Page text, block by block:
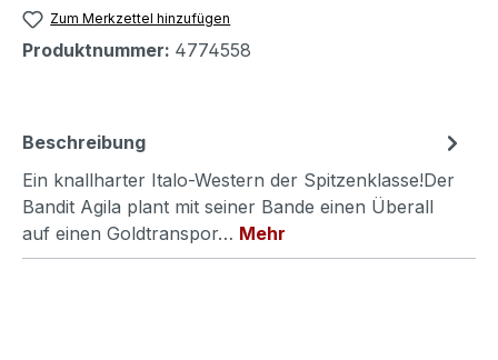
Zum Merkzettel hinzufügen
Produktnummer: 4774558
Beschreibung
Ein knallharter Italo-Western der Spitzenklasse!Der
Bandit Agila plant mit seiner Bande einen Überall
auf einen Goldtranspor… Mehr